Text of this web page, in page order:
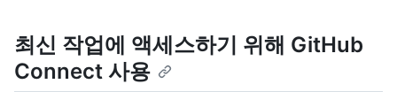
최신 작업에 액세스하기 위해 GitHub
Connect 사용